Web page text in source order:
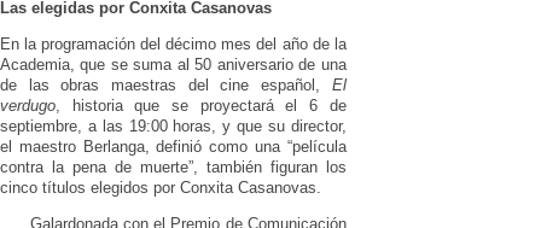
Las elegidas por Conxita Casanovas
En la programación del décimo mes del año de la
Academia, que se suma al 50 aniversario de una
de las obras maestras del cine español, El
verdugo, historia que se proyectará el 6 de
septiembre, a las 19:00 horas, y que su director,
el maestro Berlanga, definió como una “película
contra la pena de muerte”, también figuran los
cinco títulos elegidos por Conxita Casanovas.
Galardonada con el Premio de Comunicación